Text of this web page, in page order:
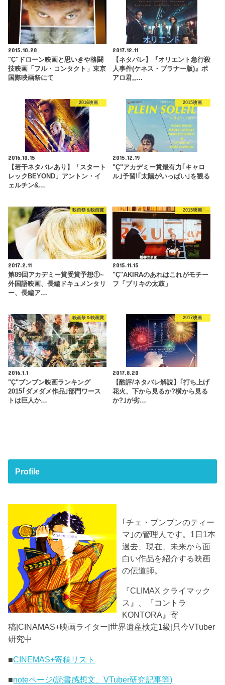
2015.10.28
"Ç"ドローン映画と思いきや格闘
技映画「フル・コンタクト」東京
国際映画祭にて
2017.12.11
【ネタバレ】『オリエント急行殺
人事件(ケネス・ブラナー版)』ポ
アロ君,,…
2016映画
2016.10.15
【若干ネタバレあり】「スタート
レックBEYOND」アントン・イ
ェルチン&…
2015映画
2015.12.19
"Ç"アカデミー賞最有力｢キャロ
ル｣予習!｢太陽がいっぱい｣を観る
映画祭＆映画賞
2017.2.11
第89回アカデミー賞受賞予想①~
外国語映画、長編ドキュメンタリ
ー、長編ア…
2015映画
2015.11.15
"Ç"AKIRAのあれはこれがモチー
フ「ブリキの太鼓」
映画祭＆映画賞
2016.1.1
"Ç"ブンブン映画ランキング
2015｢ダメダメ作品｣部門ワース
トは巨人か…
2017映画
2017.8.20
【酷評/ネタバレ解説】｢打ち上げ
花火、下から見るか?横から見る
か?｣が劣…
Profile
｢チェ・ブンブンのティー
マ｣の管理人です。1日1本
過去、現在、未来から面
白い作品を紹介する映画
の伝道師。
『CLIMAX クライマック
ス』、『コントラ
KONTORA』寄
稿|CINAMAS+映画ライター|世界遺産検定1級|只今VTuber
研究中
■CINEMAS+寄稿リスト
■noteページ(読書感想文、VTuber研究記事等)